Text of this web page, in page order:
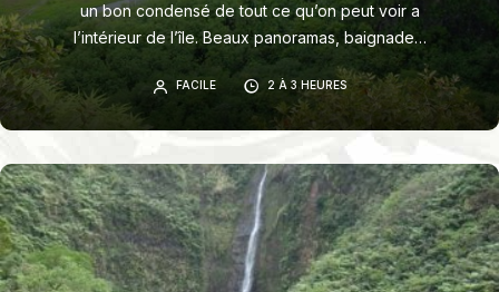
un bon condensé de tout ce qu’on peut voir a
l’intérieur de l’île. Beaux panoramas, baignades,
cascades superbes, visite de sites
archéologiques.
FACILE 2 À 3 HEURES